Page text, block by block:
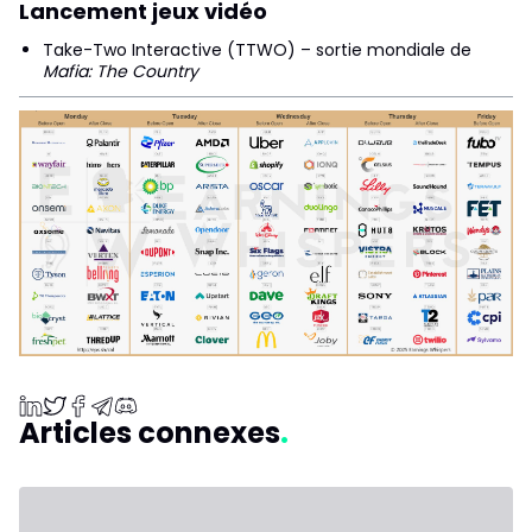
Lancement jeux vidéo
Take-Two Interactive (TTWO) – sortie mondiale de
Mafia: The Country
Articles connexes